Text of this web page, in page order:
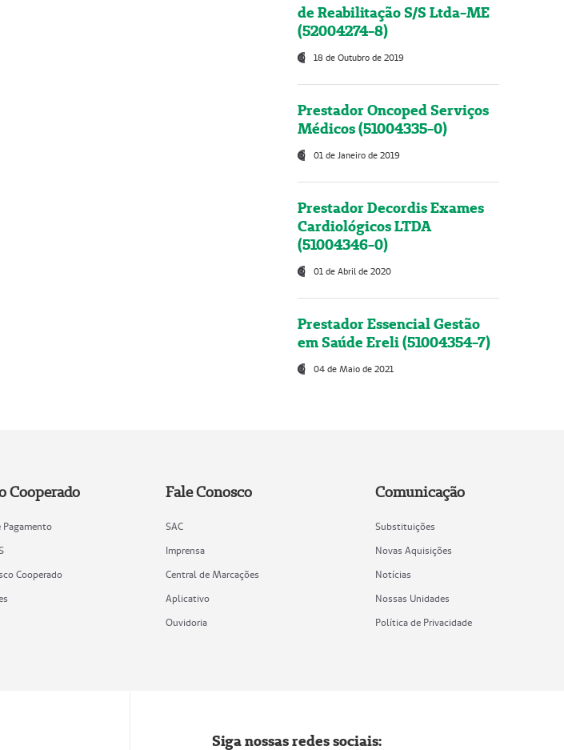
de Reabilitação S/S Ltda-ME
(52004274-8)
18 de Outubro de 2019
Prestador Oncoped Serviços
Médicos (51004335-0)
01 de Janeiro de 2019
Prestador Decordis Exames
Cardiológicos LTDA
(51004346-0)
01 de Abril de 2020
Prestador Essencial Gestão
em Saúde Ereli (51004354-7)
04 de Maio de 2021
Cooperado
Pagamento
Cooperado
Fale Conosco
SAC
Imprensa
Central de Marcações
Aplicativo
Ouvidoria
Comunicação
Substituições
Novas Aquisições
Notícias
Nossas Unidades
Política de Privacidade
Siga nossas redes sociais: